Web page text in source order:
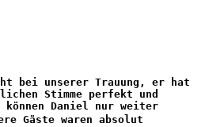
bei unserer Trauung, er hat
Stimme perfekt und
können Daniel nur weiter
Gäste waren absolut